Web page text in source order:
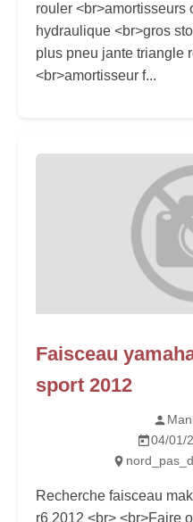
rouler <br>amortisseurs
hydraulique <br>gros
plus pneu jante triangle
<br>amortisseur f...
Faisceau
sport 2012
04/01/
Recherche faisceau
r6 2012 <br> <br>Faire